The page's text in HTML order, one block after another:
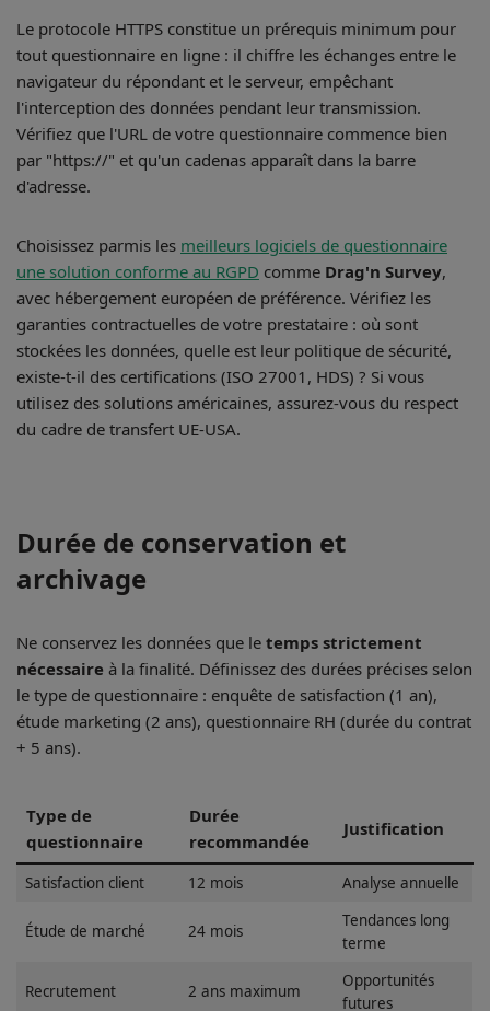
Le protocole HTTPS constitue un prérequis minimum pour
tout questionnaire en ligne : il chiffre les échanges entre le
navigateur du répondant et le serveur, empêchant
l'interception des données pendant leur transmission.
Vérifiez que l'URL de votre questionnaire commence bien
par "https://" et qu'un cadenas apparaît dans la barre
d'adresse.
Choisissez parmis les meilleurs logiciels de questionnaire
une solution conforme au RGPD comme Drag'n Survey,
avec hébergement européen de préférence. Vérifiez les
garanties contractuelles de votre prestataire : où sont
stockées les données, quelle est leur politique de sécurité,
existe-t-il des certifications (ISO 27001, HDS) ? Si vous
utilisez des solutions américaines, assurez-vous du respect
du cadre de transfert UE-USA.
Durée de conservation et
archivage
Ne conservez les données que le temps strictement
nécessaire à la finalité. Définissez des durées précises selon
le type de questionnaire : enquête de satisfaction (1 an),
étude marketing (2 ans), questionnaire RH (durée du contrat
+ 5 ans).
Type de
questionnaire
Durée
recommandée
Justification
Satisfaction client 12 mois Analyse annuelle
Étude de marché 24 mois
Tendances long
terme
Recrutement 2 ans maximum
Opportunités
futures